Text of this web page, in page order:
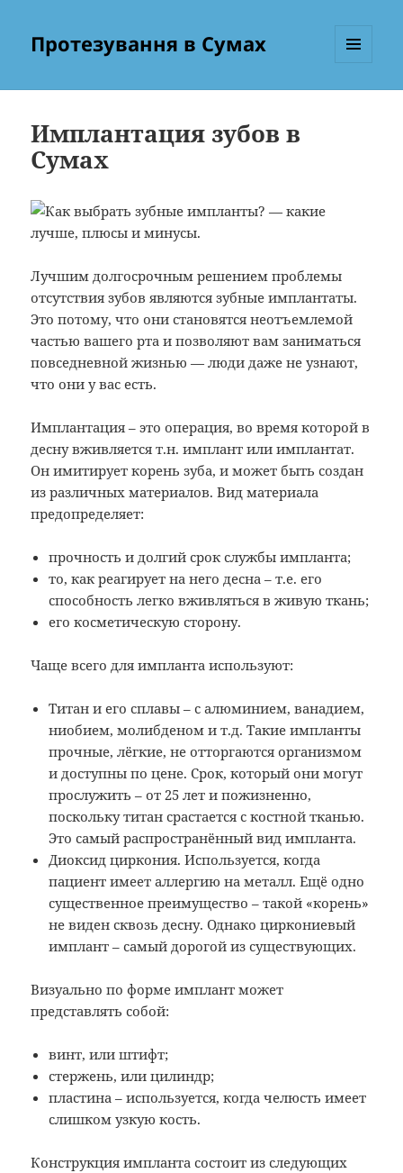
Протезування в Сумах
Имплантация зубов в
Сумах
Лучшим долгосрочным решением проблемы
отсутствия зубов являются зубные имплантаты.
Это потому, что они становятся неотъемлемой
частью вашего рта и позволяют вам заниматься
повседневной жизнью — люди даже не узнают,
что они у вас есть.
Имплантация – это операция, во время которой в
десну вживляется т.н. имплант или имплантат.
Он имитирует корень зуба, и может быть создан
из различных материалов. Вид материала
предопределяет:
прочность и долгий срок службы импланта;
то, как реагирует на него десна – т.е. его
способность легко вживляться в живую ткань;
его косметическую сторону.
Чаще всего для импланта используют:
Титан и его сплавы – с алюминием, ванадием,
ниобием, молибденом и т.д. Такие импланты
прочные, лёгкие, не отторгаются организмом
и доступны по цене. Срок, который они могут
прослужить – от 25 лет и пожизненно,
поскольку титан срастается с костной тканью.
Это самый распространённый вид импланта.
Диоксид циркония. Используется, когда
пациент имеет аллергию на металл. Ещё одно
существенное преимущество – такой «корень»
не виден сквозь десну. Однако циркониевый
имплант – самый дорогой из существующих.
Визуально по форме имплант может
представлять собой:
винт, или штифт;
стержень, или цилиндр;
пластина – используется, когда челюсть имеет
слишком узкую кость.
Конструкция импланта состоит из следующих